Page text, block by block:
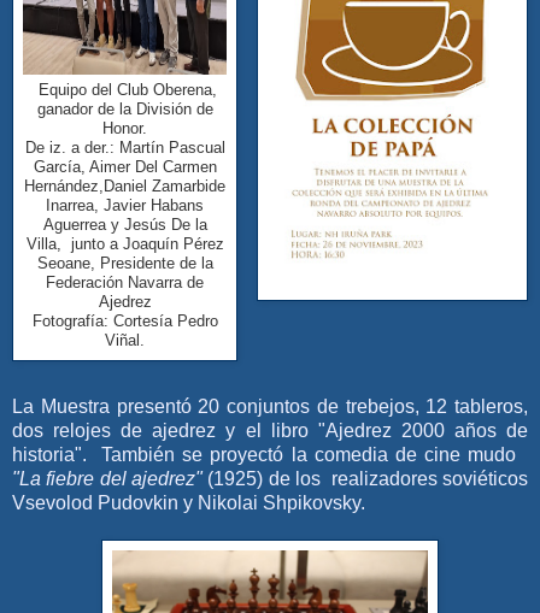
Equipo del Club Oberena,
ganador de la División de
Honor.
De iz. a der.: Martín Pascual
García, Aimer Del Carmen
Hernández,Daniel Zamarbide
Inarrea, Javier Habans
Aguerrea y Jesús De la
Villa, junto a Joaquín Pérez
Seoane, Presidente de la
Federación Navarra de
Ajedrez
Fotografía: Cortesía Pedro
Viñal.
La Muestra presentó 20 conjuntos de trebejos, 12 tableros,
dos relojes de ajedrez y el libro "Ajedrez 2000 años de
historia". También se proyectó la comedia de cine mudo
"La fiebre del ajedrez"(1925) de los realizadores soviéticos
Vsevolod Pudovkin y Nikolai Shpikovsky.